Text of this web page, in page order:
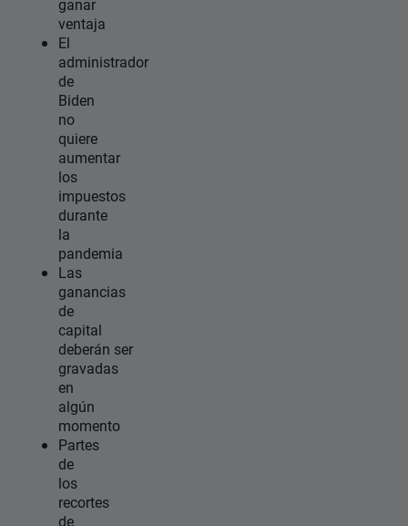
ganar
ventaja
El
administrador
de
Biden
no
quiere
aumentar
los
impuestos
durante
la
pandemia
Las
ganancias
de
capital
deberán ser
gravadas
en
algún
momento
Partes
de
los
recortes
de